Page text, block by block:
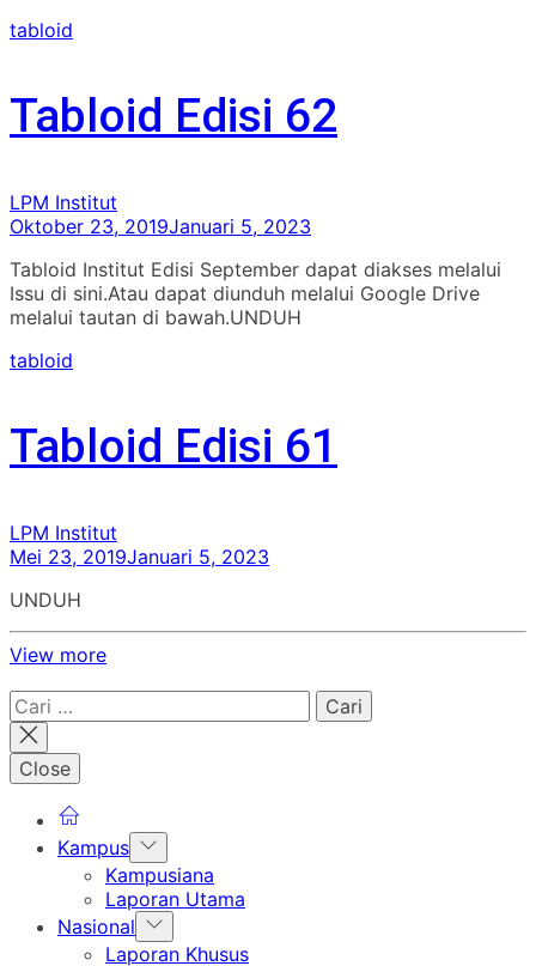
tabloid
Tabloid Edisi 62
LPM Institut
Oktober 23, 2019Januari 5, 2023
Tabloid Institut Edisi September dapat diakses melalui
Issu di sini.Atau dapat diunduh melalui Google Drive
melalui tautan di bawah.UNDUH
tabloid
Tabloid Edisi 61
LPM Institut
Mei 23, 2019Januari 5, 2023
UNDUH
View more
Cari
untuk:
Close
Kampus Show
sub
menu
Kampusiana
Laporan Utama
Nasional Show
sub
Laporan Khusus